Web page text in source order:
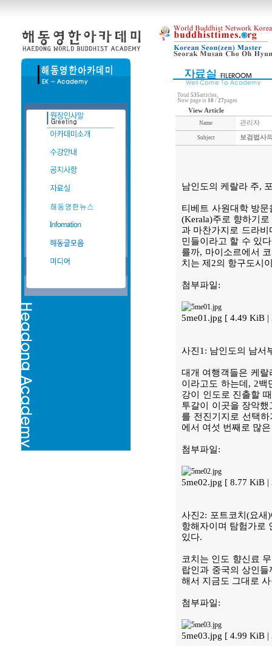
Total 535articles,
Now page is 10 / 27pages
View Article
Name 관리자
Subject 보검법사
남인도의 케랄라 주,
티베트 사원대학 방
(Kerala)주로 향하기
과 마찬가지로 드라
민들이라고 할 수 있
를까, 마이소르에서
치는 제2의 항구도시
첨부파일:
5me01.jpg [ 4.49 KiB
사진1: 남인도의 남서
대개 여행객들은 케
이라고도 하는데, 2
강이 인도로 진출할
투갈이 이곳을 장악
를 전진기지로 선택
에서 여섯 번째로 많
첨부파일:
5me02.jpg [ 8.77 KiB
사진2: 포트코치(요
항해자이며 탐험가로
있다.
코치는 인도 향신료
랍인과 중국의 상인
해서 지금도 그대로
첨부파일:
5me03.jpg [ 4.99 KiB